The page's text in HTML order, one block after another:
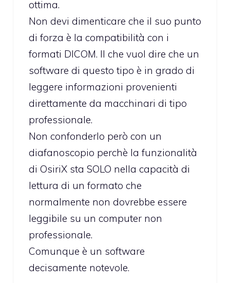
ottima.
Non devi dimenticare che il suo punto
di forza è la compatibilità con i
formati DICOM. Il che vuol dire che un
software di questo tipo è in grado di
leggere informazioni provenienti
direttamente da macchinari di tipo
professionale.
Non confonderlo però con un
diafanoscopio perchè la funzionalità
di OsiriX sta SOLO nella capacità di
lettura di un formato che
normalmente non dovrebbe essere
leggibile su un computer non
professionale.
Comunque è un software
decisamente notevole.